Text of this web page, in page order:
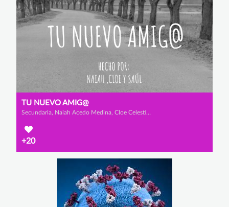
TU NUEVO AMIG@
Secundaria, Naiah Acedo Medina, Cloe Celestino de la Cruz Cobo de Guzmán y Saúl Muñoz Seoane
+20